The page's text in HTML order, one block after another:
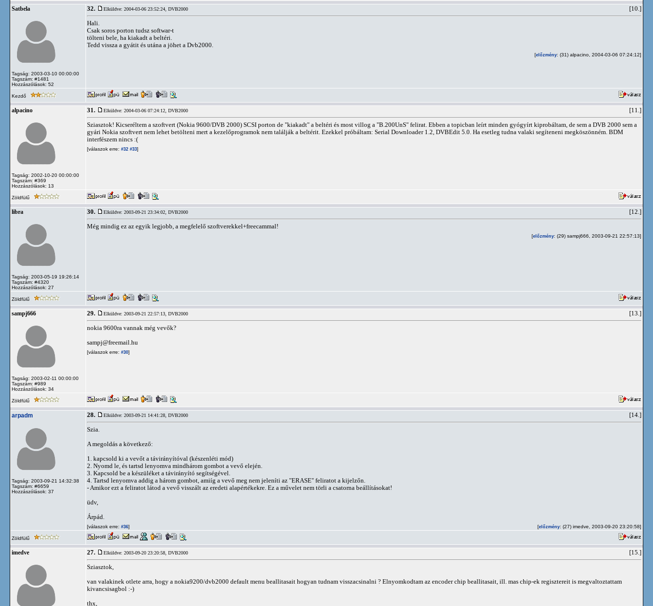
Satbela
Tagság: 2003-03-10 00:00:00
Tagszám: #1481
Hozzászólások: 52
32. Elküldve: 2004-03-06 23:52:24, DVB2000 [10.]
Hali.
Csak soros porton tudsz softwar-t
tölteni bele, ha kiakadt a beltéri.
Tedd vissza a gyátit és utána a jöhet a Dvb2000.
[előzmény: (31) alpacino, 2004-03-06 07:24:12]
Kezdő
alpacino
Tagság: 2002-10-20 00:00:00
Tagszám: #369
Hozzászólások: 13
31. Elküldve: 2004-03-06 07:24:12, DVB2000 [11.]
Sziasztok! Kicseréltem a szoftvert (Nokia 9600/DVB 2000) SCSI porton de "kiakadt" a beltéri és most villog a "B.200UnS" felirat. Ebben a topicban leírt minden gyógyírt kiprobáltam, de sem a DVB 2000 sem a
gyári Nokia szoftvert nem lehet betölteni mert a kezelőprogramok nem találják a beltérit. Ezekkel próbáltam: Serial Downloader 1.2, DVBEdit 5.0. Ha esetleg tudna valaki segíteneni megköszönném. BDM
interfészem nincs :(
[válaszok erre: #32 #33]
Zöldfülű
libra
Tagság: 2003-05-19 19:26:14
Tagszám: #4320
Hozzászólások: 27
30. Elküldve: 2003-09-21 23:34:02, DVB2000 [12.]
Még mindig ez az egyik legjobb, a megfelelő szoftverekkel+freecammal!
[előzmény: (29) sampj666, 2003-09-21 22:57:13]
Zöldfülű
sampj666
Tagság: 2003-02-11 00:00:00
Tagszám: #989
Hozzászólások: 34
29. Elküldve: 2003-09-21 22:57:13, DVB2000 [13.]
nokia 9600ra vannak még vevők?
sampj@freemail.hu
[válaszok erre: #30]
Zöldfülű
arpadm
Tagság: 2003-09-21 14:32:38
Tagszám: #6659
Hozzászólások: 37
28. Elküldve: 2003-09-21 14:41:28, DVB2000 [14.]
Szia.
A megoldás a következő:
1. kapcsold ki a vevőt a távirányítóval (készenléti mód)
2. Nyomd le, és tartsd lenyomva mindhárom gombot a vevő elején.
3. Kapcsold be a készüléket a távirányító segítségével.
4. Tartsd lenyomva addig a három gombot, amiíg a vevő meg nem jeleníti az "ERASE" feliratot a kijelzőn.
- Amikor ezt a feliratot látod a vevő visszált az eredeti alapértékekre. Ez a művelet nem törli a csatorna beállításokat!
üdv,
Árpád.
[válaszok erre: #36] [előzmény: (27) imedve, 2003-09-20 23:20:58]
Zöldfülű
imedve 27. Elküldve: 2003-09-20 23:20:58, DVB2000 [15.]
Sziasztok,
van valakinek otlete arra, hogy a nokia9200/dvb2000 default menu beallitasait hogyan tudnam visszacsinalni ? Elnyomkodtam az encoder chip beallitasait, ill. mas chip-ek regisztereit is megvaltoztattam
kivancsisagbol :-)
thx,